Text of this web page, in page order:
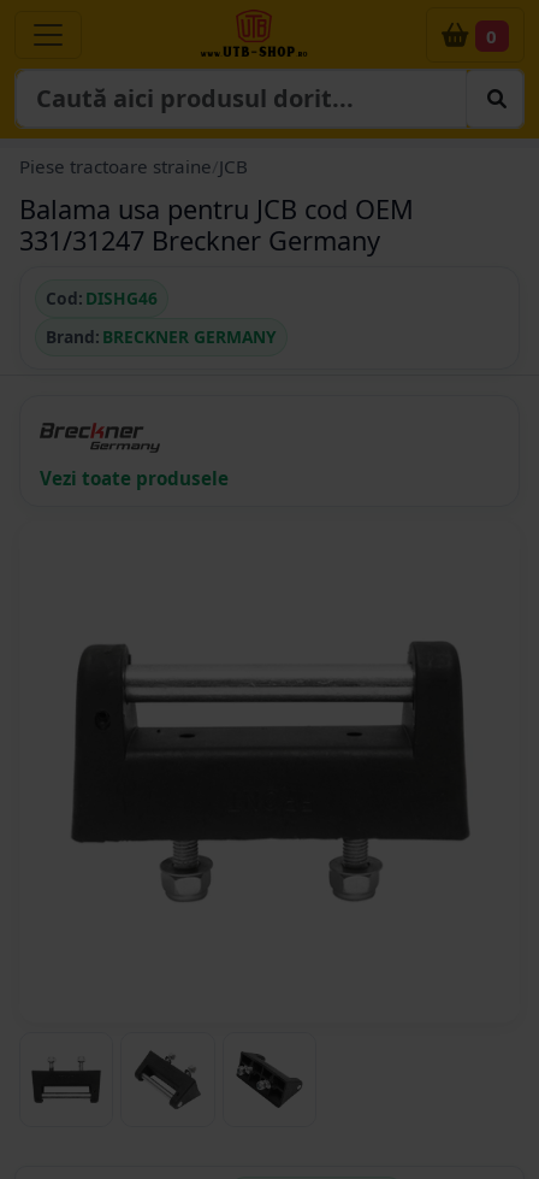
0
Piese tractoare straine JCB
Balama usa pentru JCB cod OEM
331/31247 Breckner Germany
Cod: DISHG46
Brand: BRECKNER GERMANY
Vezi toate produsele